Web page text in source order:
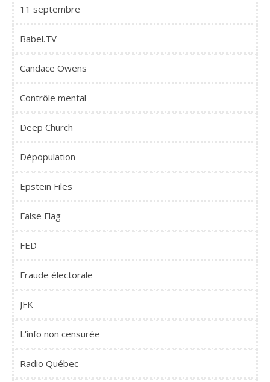
11 septembre
Babel.TV
Candace Owens
Contrôle mental
Deep Church
Dépopulation
Epstein Files
False Flag
FED
Fraude électorale
JFK
L'info non censurée
Radio Québec